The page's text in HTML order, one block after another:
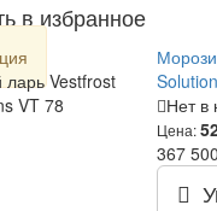
в избранное
Vestfrost
VT 78
Нет в
Цена:
367 500